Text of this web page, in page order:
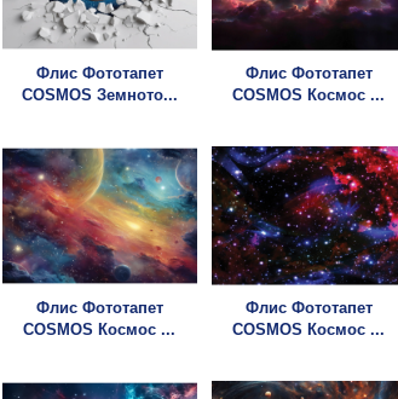
Флис Фототапет
COSMOS Земното...
Флис Фототапет
COSMOS Космос ...
Флис Фототапет
COSMOS Космос ...
Флис Фототапет
COSMOS Космос ...